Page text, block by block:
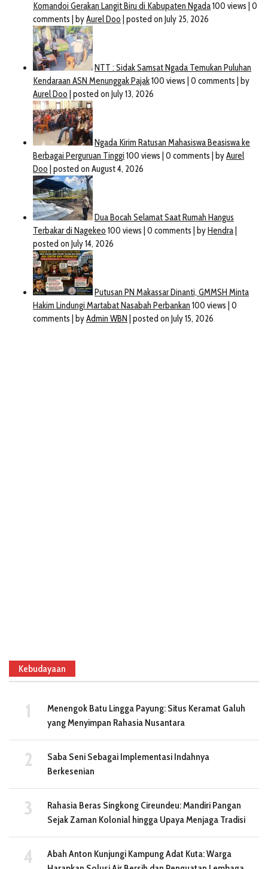
Kebudayaan
Menengok Batu Lingga Payung: Situs Keramat Galuh
yang Menyimpan Rahasia Nusantara
Saba Seni Sebagai Implementasi Indahnya
Berkesenian
Rahasia Beras Singkong Cireundeu: Mandiri Pangan
Sejak Zaman Kolonial hingga Upaya Menjaga Tradisi
Abah Anton Kunjungi Kampung Adat Kuta: Warga